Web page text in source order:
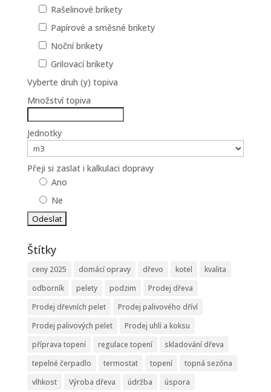
Rašelinové brikety
Papírové a směsné brikety
Noční brikety
Grilovací brikety
Vyberte druh (y) topiva
Množství topiva
Jednotky
Přeji si zaslat i kalkulaci dopravy
Ano
Ne
Štítky
ceny 2025 domácí opravy dřevo kotel
kvalita
odborník
pelety podzim
Prodej dřeva
Prodej dřevních pelet
Prodej palivového dříví
Prodej palivových pelet
Prodej uhlí a koksu
příprava topení
regulace topení
skladování dřeva
tepelné čerpadlo
termostat topení
topná sezóna
vlhkost
Výroba dřeva údržba
úspora